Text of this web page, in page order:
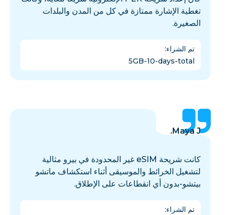
تغطية الإشارة ممتازة في كل من المدن والبلدات
الصغيرة.
تم الشراء:
5GB-10-days-total
Maya J.
كانت شريحة eSIM غير المحدودة في بيرو مثالية
لتشغيل الخرائط والموسيقى أثناء استكشاف ماتشو
بيتشو-بدون أي انقطاعات على الإطلاق.
تم الشراء: